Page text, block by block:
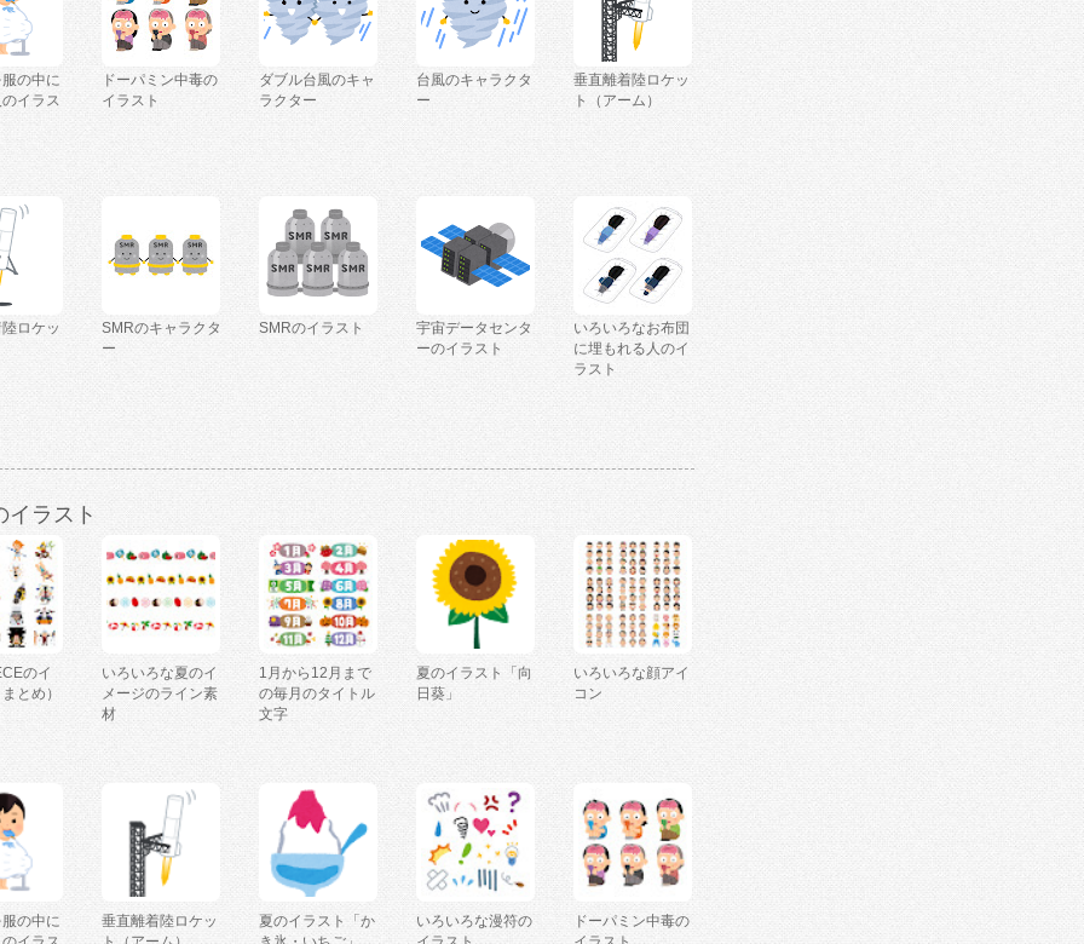
の中に
イラス
ドーパミン中毒の
イラスト
ダブル台風のキャ
ラクター
台風のキャラクタ
ー
垂直離着陸ロケッ
ト（アーム）
ロケッ
SMRのキャラクタ
ー
SMRのイラスト
宇宙データセンタ
ーのイラスト
いろいろなお布団
に埋もれる人のイ
ラスト
イラスト
のイ
とめ）
いろいろな夏のイ
メージのライン素
材
1月から12月まで
の毎月のタイトル
文字
夏のイラスト「向
日葵」
いろいろな顔アイ
コン
の中に
垂直離着陸ロケッ
夏のイラスト「か
いろいろな漫符の
ドーパミン中毒の